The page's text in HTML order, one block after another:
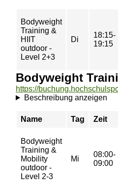
Bodyweight
Training &
HIIT
outdoor -
Level 2+3
Di
18:15-
19:15
Bodyweight
Beschreibung anzeigen
Name Tag Zeit
Bodyweight
Training &
Mobility
outdoor -
Level 2-3
Mi
08:00-
09:00